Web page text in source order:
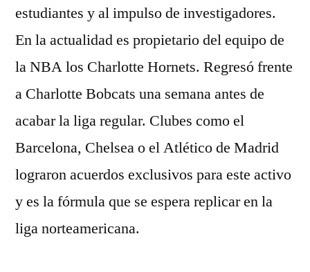
estudiantes y al impulso de investigadores.
En la actualidad es propietario del equipo de
la NBA los Charlotte Hornets. Regresó frente
a Charlotte Bobcats una semana antes de
acabar la liga regular. Clubes como el
Barcelona, Chelsea o el Atlético de Madrid
lograron acuerdos exclusivos para este activo
y es la fórmula que se espera replicar en la
liga norteamericana.